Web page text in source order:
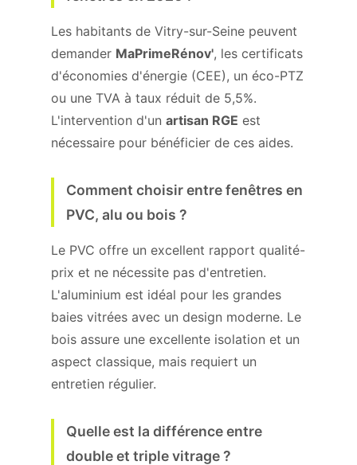
Les habitants de Vitry-sur-Seine peuvent
demander MaPrimeRénov', les certificats
d'économies d'énergie (CEE), un éco-PTZ
ou une TVA à taux réduit de 5,5%.
L'intervention d'un artisan RGE est
nécessaire pour bénéficier de ces aides.
Comment choisir entre fenêtres en
PVC, alu ou bois ?
Le PVC offre un excellent rapport qualité-
prix et ne nécessite pas d'entretien.
L'aluminium est idéal pour les grandes
baies vitrées avec un design moderne. Le
bois assure une excellente isolation et un
aspect classique, mais requiert un
entretien régulier.
Quelle est la différence entre
double et triple vitrage ?